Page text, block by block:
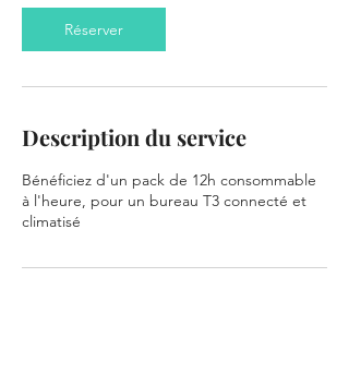
Réserver
Description du service
Bénéficiez d'un pack de 12h consommable
à l'heure, pour un bureau T3 connecté et
climatisé